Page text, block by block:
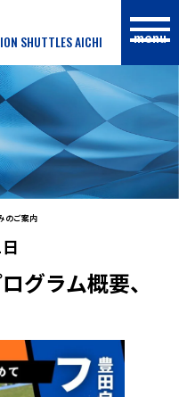
SHUTTLES AICHI menu
のご案内
グラム概要、